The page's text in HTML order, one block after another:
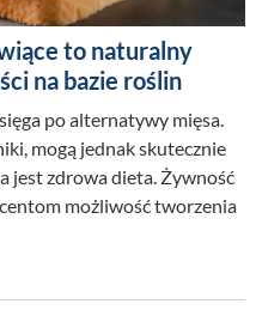
to naturalny
na bazie roślin
po alternatywy mięsa.
mogą jednak skutecznie
jest zdrowa dieta. Żywność
możliwość tworzenia